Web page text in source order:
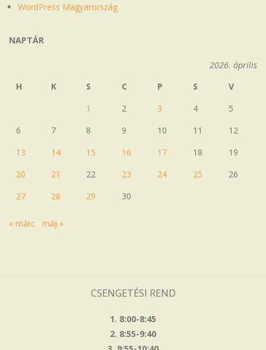
WordPress Magyarország
NAPTÁR
2026. április
H
K S C P S
V
1
2 3 4
5
6
7 8 9 10 11
12
13
14 15 16 17 18
19
20
21 22 23 24 25
26
27
28 29 30
« márc máj »
CSENGETÉSI REND
1. 8:00-8:45
2. 8:55-9:40